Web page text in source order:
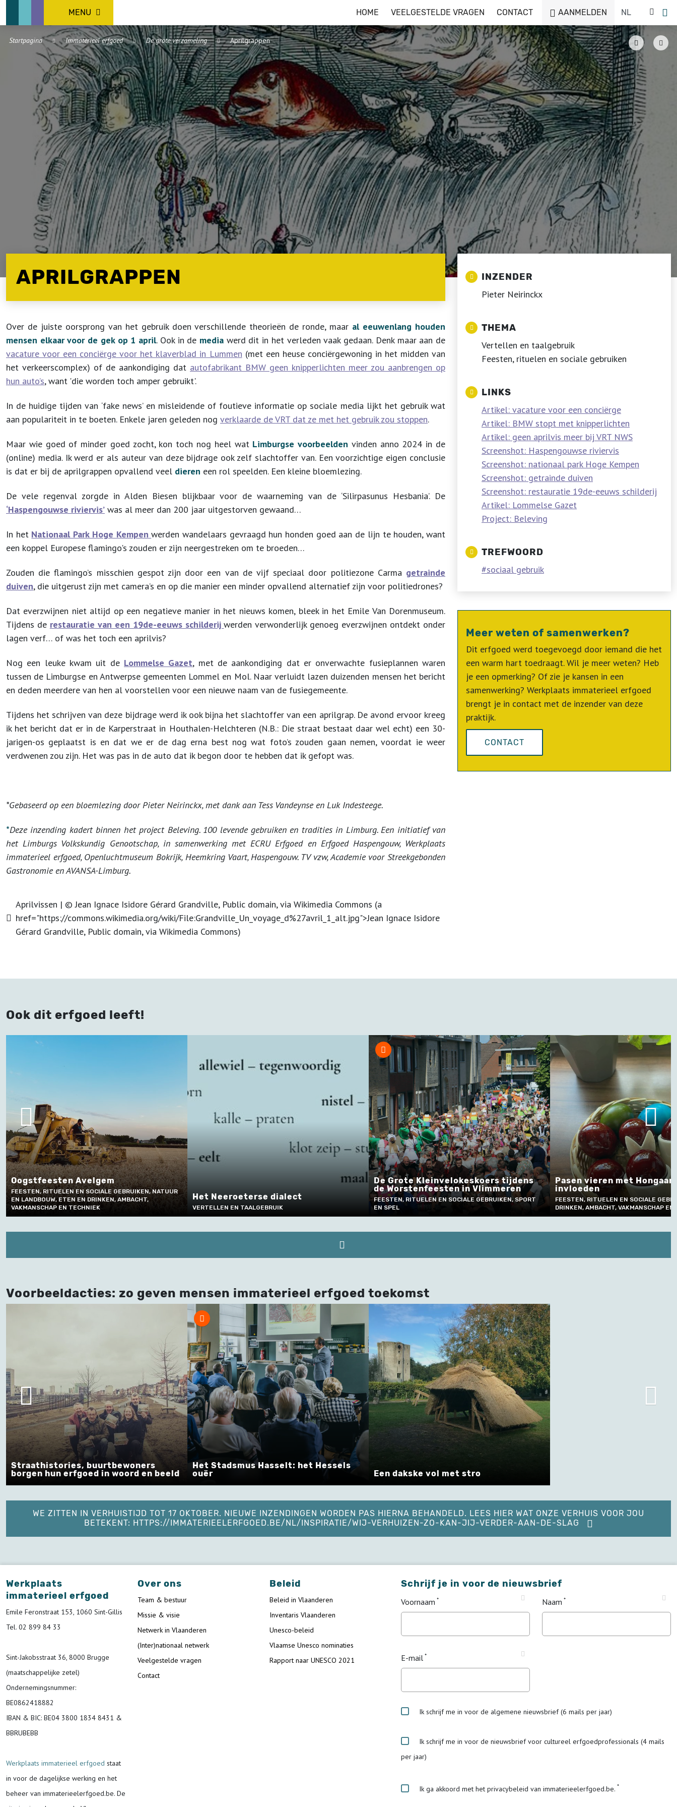
MENU HOME VEELGESTELDE VRAGEN CONTACT AANMELDEN
Startpagina Immaterieel erfgoed De grote verzameling Aprilgrappen
APRILGRAPPEN
Over de juiste oorsprong van het gebruik doen verschillende theorieën de ronde, maar al eeuwenlang houden
mensen elkaar voor de gek op 1 april. Ook in de media werd dit in het verleden vaak gedaan. Denk maar aan de
vacature voor een conciërge voor het klaverblad in Lummen (met een heuse conciërgewoning in het midden van
het verkeerscomplex) of de aankondiging dat autofabrikant BMW geen knipperlichten meer zou aanbrengen op
hun auto’s, want 'die worden toch amper gebruikt'.
In de huidige tijden van ‘fake news’ en misleidende of foutieve informatie op sociale media lijkt het gebruik wat
aan populariteit in te boeten. Enkele jaren geleden nog verklaarde de VRT dat ze met het gebruik zou stoppen.
Maar wie goed of minder goed zocht, kon toch nog heel wat Limburgse voorbeelden vinden anno 2024 in de
(online) media. Ik werd er als auteur van deze bijdrage ook zelf slachtoffer van. Een voorzichtige eigen conclusie
is dat er bij de aprilgrappen opvallend veel dieren een rol speelden. Een kleine bloemlezing.
De vele regenval zorgde in Alden Biesen blijkbaar voor de waarneming van de ‘Silirpasunus Hesbania’. De
‘Haspengouwse riviervis’ was al meer dan 200 jaar uitgestorven gewaand…
In het Nationaal Park Hoge Kempenwerden wandelaars gevraagd hun honden goed aan de lijn te houden, want
een koppel Europese flamingo's zouden er zijn neergestreken om te broeden…
Zouden die flamingo’s misschien gespot zijn door een van de vijf speciaal door politiezone Carma getrainde
duiven, die uitgerust zijn met camera’s en op die manier een minder opvallend alternatief zijn voor politiedrones?
Dat everzwijnen niet altijd op een negatieve manier in het nieuws komen, bleek in het Emile Van Dorenmuseum.
Tijdens de restauratie van een 19de-eeuws schilderijwerden verwonderlijk genoeg everzwijnen ontdekt onder
lagen verf… of was het toch een aprilvis?
Nog een leuke kwam uit de Lommelse Gazet, met de aankondiging dat er onverwachte fusieplannen waren
tussen de Limburgse en Antwerpse gemeenten Lommel en Mol. Naar verluidt lazen duizenden mensen het bericht
en deden meerdere van hen al voorstellen voor een nieuwe naam van de fusiegemeente.
Tijdens het schrijven van deze bijdrage werd ik ook bijna het slachtoffer van een aprilgrap. De avond ervoor kreeg
ik het bericht dat er in de Karperstraat in Houthalen-Helchteren (N.B.: Die straat bestaat daar wel echt) een 30-
jarigen-os geplaatst is en dat we er de dag erna best nog wat foto’s zouden gaan nemen, voordat ie weer
verdwenen zou zijn. Het was pas in de auto dat ik begon door te hebben dat ik gefopt was.
*Gebaseerd op een bloemlezing door Pieter Neirinckx, met dank aan Tess Vandeynse en Luk Indesteege.
*Deze inzending kadert binnen het project Beleving. 100 levende gebruiken en tradities in Limburg. Een initiatief van
het Limburgs Volkskundig Genootschap, in samenwerking met ECRU Erfgoed en Erfgoed Haspengouw, Werkplaats
immaterieel erfgoed, Openluchtmuseum Bokrijk, Heemkring Vaart, Haspengouw. TV vzw, Academie voor Streekgebonden
Gastronomie en AVANSA-Limburg.
Aprilvissen | © Jean Ignace Isidore Gérard Grandville, Public domain, via Wikimedia Commons (a
href="https://commons.wikimedia.org/wiki/File:Grandville_Un_voyage_d%27avril_1_alt.jpg">Jean Ignace Isidore
Gérard Grandville, Public domain, via Wikimedia Commons)
INZENDER
Pieter Neirinckx
THEMA
Vertellen en taalgebruik
Feesten, rituelen en sociale gebruiken
LINKS
Artikel: vacature voor een conciërge
Artikel: BMW stopt met knipperlichten
Artikel: geen aprilvis meer bij VRT NWS
Screenshot: Haspengouwse riviervis
Screenshot: nationaal park Hoge Kempen
Screenshot: getrainde duiven
Screenshot: restauratie 19de-eeuws schilderij
Artikel: Lommelse Gazet
Project: Beleving
TREFWOORD
sociaal gebruik
Meer weten of samenwerken?
Dit erfgoed werd toegevoegd door iemand die het
een warm hart toedraagt. Wil je meer weten? Heb
je een opmerking? Of zie je kansen in een
samenwerking? Werkplaats immaterieel erfgoed
brengt je in contact met de inzender van deze
praktijk.
CONTACT
Ook dit erfgoed leeft!
GEBRUIKEN, NATUUR
AMBACHT,
Het Neeroeterse dialect
VERTELLEN EN TAALGEBRUIK
De Grote Kleinvelokeskoers tijdens
de Worstenfeesten in Vlimmeren
FEESTEN, RITUELEN EN SOCIALE GEBRUIKEN, SPORT
EN SPEL
Pasen vieren met Hongaarse
invloeden
FEESTEN, RITUELEN EN SOCIALE GEBRUIKEN, ETEN EN
DRINKEN, AMBACHT, VAKMANSCHAP EN TECHNIEK
MUZIEK EN
SOCIALE
Voorbeeldacties: zo geven mensen immaterieel erfgoed toekomst
Straathistories, buurtbewoners
borgen hun erfgoed in woord en beeld
Het Stadsmus Hasselt: het Hessels
ouër
Een dakske vol met stro
WE ZITTEN IN VERHUISTIJD TOT 17 OKTOBER. NIEUWE INZENDINGEN WORDEN PAS HIERNA BEHANDELD. LEES HIER WAT ONZE VERHUIS VOOR JOU
BETEKENT: HTTPS://IMMATERIEELERFGOED.BE/NL/INSPIRATIE/WIJ-VERHUIZEN-ZO-KAN-JIJ-VERDER-AAN-DE-SLAG
Werkplaats
immaterieel erfgoed
Emile Feronstraat 153, 1060 Sint-Gillis
Tel. 02 899 84 33
Sint-Jakobsstraat 36, 8000 Brugge
(maatschappelijke zetel)
Ondernemingsnummer:
BE0862418882
IBAN & BIC: BE04 3800 1834 8431 &
BBRUBEBB
Werkplaats immaterieel erfgoed staat
in voor de dagelijkse werking en het
beheer van immaterieelerfgoed.be. De
Over ons
Team & bestuur
Missie & visie
Netwerk in Vlaanderen
(Inter)nationaal netwerk
Veelgestelde vragen
Contact
Beleid
Beleid in Vlaanderen
Inventaris Vlaanderen
Unesco-beleid
Vlaamse Unesco nominaties
Rapport naar UNESCO 2021
Schrijf je in voor de nieuwsbrief
Voornaam Naam
E-mail
Ik schrijf me in voor de algemene nieuwsbrief (6 mails per jaar)
Ik schrijf me in voor de nieuwsbrief voor cultureel erfgoedprofessionals (4 mails
per jaar)
Ik ga akkoord met het privacybeleid van immaterieelerfgoed.be.